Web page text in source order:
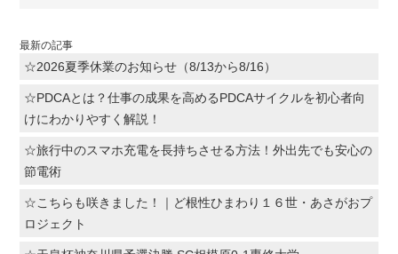
最新の記事
☆2026夏季休業のお知らせ（8/13から8/16）
☆PDCAとは？仕事の成果を高めるPDCAサイクルを初心者向
けにわかりやすく解説！
☆旅行中のスマホ充電を長持ちさせる方法！外出先でも安心の
節電術
☆こちらも咲きました！｜ど根性ひまわり１６世・あさがおプ
ロジェクト